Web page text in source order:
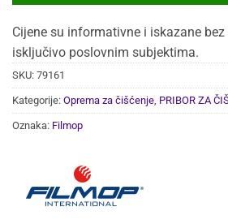
Cijene su informativne i iskazane bez
isključivo poslovnim subjektima.
SKU: 79161
Kategorije: Oprema za čišćenje PRIBOR ZA
Oznaka: Filmop